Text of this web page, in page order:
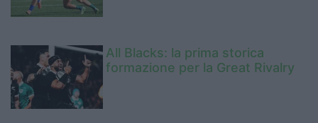
All Blacks: la prima storica
formazione per la Great Rivalry